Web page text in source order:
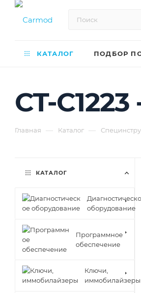
КАТАЛОГ ПОДБОР
CT-
Главная — Каталог —
КАТАЛОГ
оборудование
Программное
обеспечение
Ключи,
иммобилайзеры